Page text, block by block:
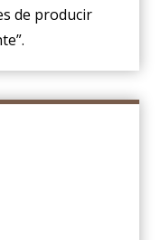
de producir